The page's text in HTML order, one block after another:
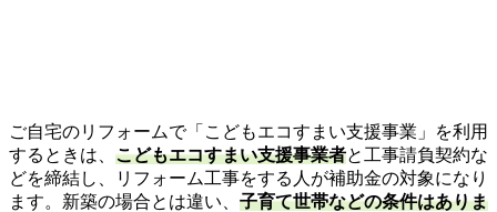
ご自宅のリフォームで「こどもエコすまい支援事業」を利用
するときは、 こどもエコすまい支援事業者と工事請負契約な
どを締結し、リフォーム工事をする人が補助金の対象になり
ます。新築の場合とは違い、 子育て世帯などの条件はありま